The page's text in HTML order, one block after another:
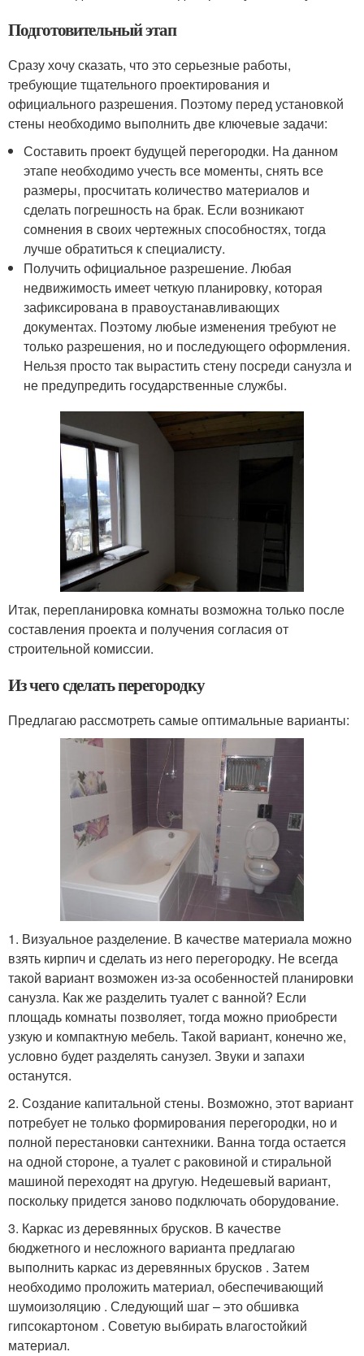
Подготовительный этап
Сразу хочу сказать, что это серьезные работы,
требующие тщательного проектирования и
официального разрешения. Поэтому перед установкой
стены необходимо выполнить две ключевые задачи:
Составить проект будущей перегородки. На данном
этапе необходимо учесть все моменты, снять все
размеры, просчитать количество материалов и
сделать погрешность на брак. Если возникают
сомнения в своих чертежных способностях, тогда
лучше обратиться к специалисту.
Получить официальное разрешение. Любая
недвижимость имеет четкую планировку, которая
зафиксирована в правоустанавливающих
документах. Поэтому любые изменения требуют не
только разрешения, но и последующего оформления.
Нельзя просто так вырастить стену посреди санузла и
не предупредить государственные службы.
Итак, перепланировка комнаты возможна только после
составления проекта и получения согласия от
строительной комиссии.
Из чего сделать перегородку
Предлагаю рассмотреть самые оптимальные варианты:
1. Визуальное разделение. В качестве материала можно
взять кирпич и сделать из него перегородку. Не всегда
такой вариант возможен из-за особенностей планировки
санузла. Как же разделить туалет с ванной? Если
площадь комнаты позволяет, тогда можно приобрести
узкую и компактную мебель. Такой вариант, конечно же,
условно будет разделять санузел. Звуки и запахи
останутся.
2. Создание капитальной стены. Возможно, этот вариант
потребует не только формирования перегородки, но и
полной перестановки сантехники. Ванна тогда остается
на одной стороне, а туалет с раковиной и стиральной
машиной переходят на другую. Недешевый вариант,
поскольку придется заново подключать оборудование.
3. Каркас из деревянных брусков. В качестве
бюджетного и несложного варианта предлагаю
выполнить каркас из деревянных брусков . Затем
необходимо проложить материал, обеспечивающий
шумоизоляцию . Следующий шаг – это обшивка
гипсокартоном . Советую выбирать влагостойкий
материал.